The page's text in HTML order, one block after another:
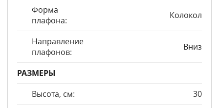
Форма
плафона:
Колокол
Направление
плафонов:
Вниз
РАЗМЕРЫ
Высота, см:
30